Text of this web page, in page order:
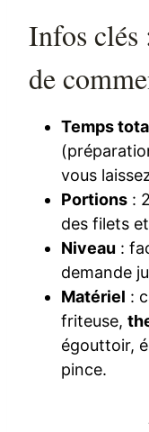
Infos clés
de
Temps
vous
Portions :
des filets
Niveau :
demande
Matériel :
friteuse,
égouttoir,
pince.